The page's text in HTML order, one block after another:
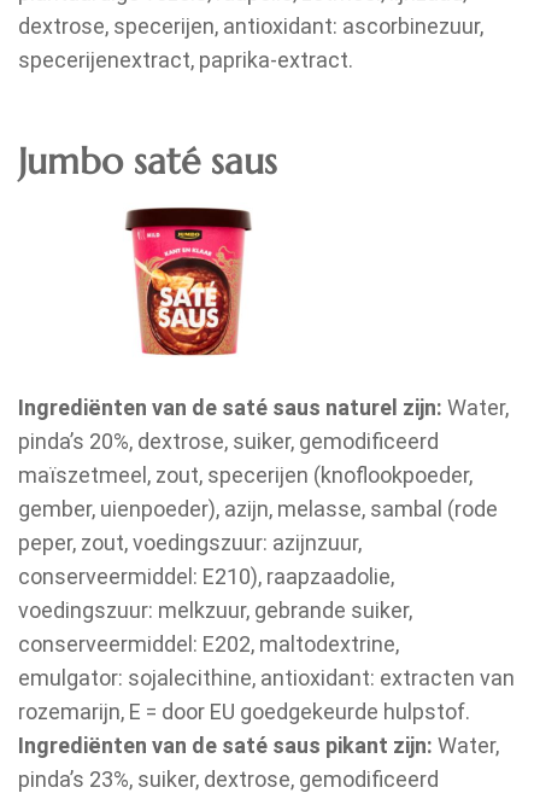
dextrose, specerijen, antioxidant: ascorbinezuur,
specerijenextract, paprika-extract.
Jumbo saté saus
Ingrediënten van de saté saus naturel zijn: Water,
pinda’s 20%, dextrose, suiker, gemodificeerd
maïszetmeel, zout, specerijen (knoflookpoeder,
gember, uienpoeder), azijn, melasse, sambal (rode
peper, zout, voedingszuur: azijnzuur,
conserveermiddel: E210), raapzaadolie,
voedingszuur: melkzuur, gebrande suiker,
conserveermiddel: E202, maltodextrine,
emulgator: sojalecithine, antioxidant: extracten van
rozemarijn, E = door EU goedgekeurde hulpstof.
Ingrediënten van de saté saus pikant zijn: Water,
pinda’s 23%, suiker, dextrose, gemodificeerd